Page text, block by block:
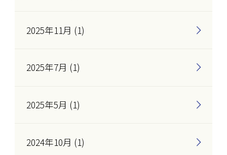
2025年11月 (1)
2025年7月 (1)
2025年5月 (1)
2024年10月 (1)